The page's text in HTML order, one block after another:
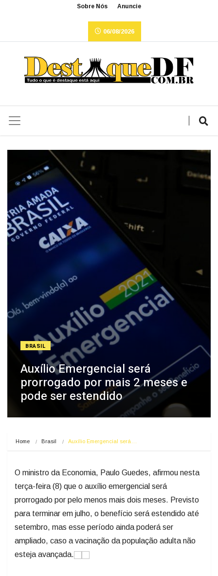
Sobre Nós Anuncie
06/08/2026
BRASIL
Auxílio Emergencial será
prorrogado por mais 2 meses e
pode ser estendido
Home Brasil Auxílio Emergencial será…
O ministro da Economia, Paulo Guedes, afirmou nesta
terça-feira (8) que o auxílio emergencial será
prorrogado por pelo menos mais dois meses. Previsto
para terminar em julho, o benefício será estendido até
setembro, mas esse período ainda poderá ser
ampliado, caso a vacinação da população adulta não
esteja avançada.